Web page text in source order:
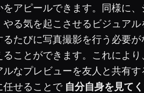
アピールできます。同様に
る気を起こさせるビジュア
たびに写真撮影を行う必要
ことができます。これによ
なプレビューを友人と共有
任せることで 自分自身を見て